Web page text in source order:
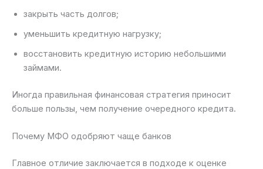
закрыть часть долгов;
уменьшить кредитную нагрузку;
восстановить кредитную историю небольшими
займами.
Иногда правильная финансовая стратегия приносит
больше пользы, чем получение очередного кредита.
Почему МФО одобряют чаще банков
Главное отличие заключается в подходе к оценке